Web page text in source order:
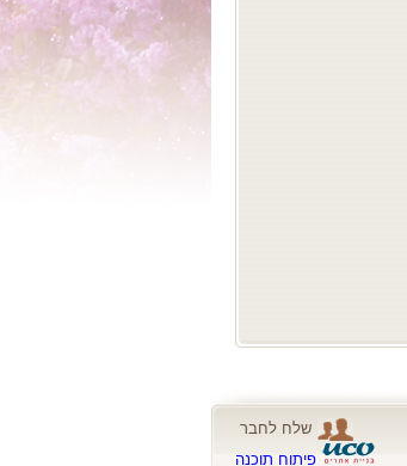
שלח לחבר
פיתוח תוכנה